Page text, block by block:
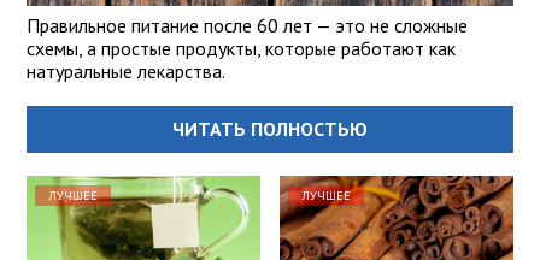
Правильное питание после 60 лет — это не сложные
схемы, а простые продукты, которые работают как
натуральные лекарства.
ЧИТАТЬ ПОЛНОСТЬЮ
ЛУЧШЕЕ ЛУЧШЕЕ